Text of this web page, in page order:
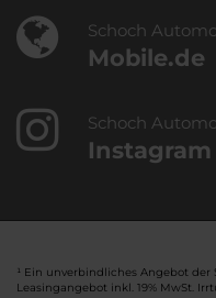
Schoch
Mobile.de
Schoch
Instagram
¹ Ein unverbindliches Angebot der
Leasingangebot inkl. 19% MwSt.